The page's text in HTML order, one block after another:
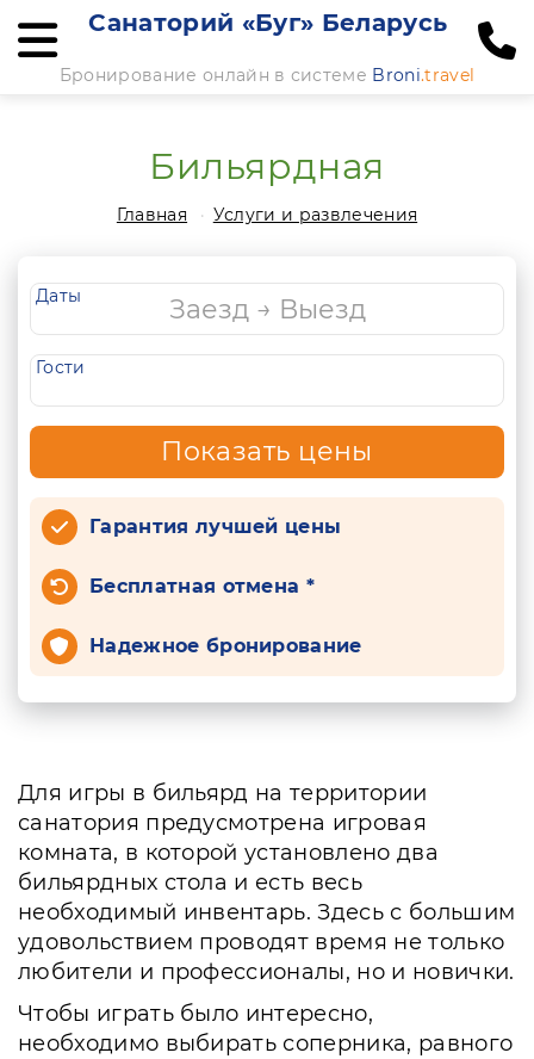
Санаторий «Буг» Беларусь
Бронирование онлайн в системе Broni.travel
Бильярдная
Главная Услуги и развлечения
Даты
Гости
Показать цены
Гарантия лучшей цены
Бесплатная отмена *
Надежное бронирование
Для игры в бильярд на территории
санатория предусмотрена игровая
комната, в которой установлено два
бильярдных стола и есть весь
необходимый инвентарь. Здесь с большим
удовольствием проводят время не только
любители и профессионалы, но и новички.
Чтобы играть было интересно,
необходимо выбирать соперника, равного